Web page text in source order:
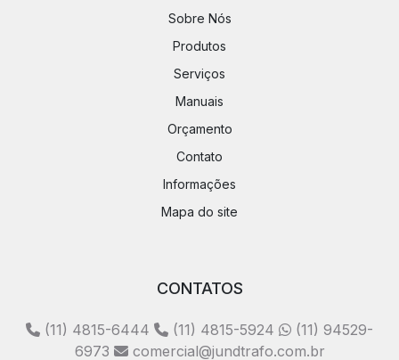
Sobre Nós
Produtos
Serviços
Manuais
Orçamento
Contato
Informações
Mapa do site
CONTATOS
(11) 4815-6444 (11) 4815-5924
(11) 94529-
6973
comercial@jundtrafo.com.br